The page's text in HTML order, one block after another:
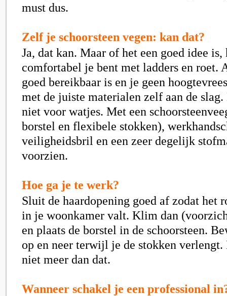
must dus.
Zelf je schoorsteen vegen: kan dat?
Ja, dat kan. Maar of het een goed idee
comfortabel je bent met ladders en roet.
goed bereikbaar is en je geen
met de juiste materialen zelf aan de
niet voor watjes. Met een
borstel en flexibele stokken),
veiligheidsbril en een zeer degelijk
voorzien.
Hoe ga je te werk?
Sluit de haardopening goed af zodat het
in je woonkamer valt. Klim dan
en plaats de borstel in de schoorsteen.
op en neer terwijl je de stokken
niet meer dan dat.
Wanneer schakel je een professional